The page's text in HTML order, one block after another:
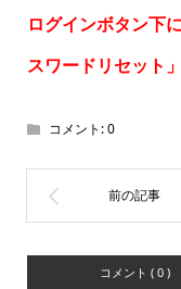
ログインボタン下
スワードリセット
コメント:0
コメント ( 0 )